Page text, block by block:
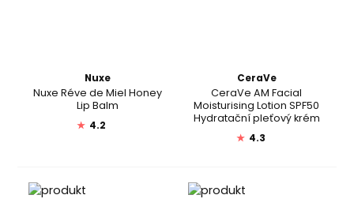
Nuxe
Nuxe Réve de Miel Honey
Lip Balm
★ 4.2
CeraVe
CeraVe AM Facial
Moisturising Lotion SPF50
Hydratační pleťový krém
★ 4.3